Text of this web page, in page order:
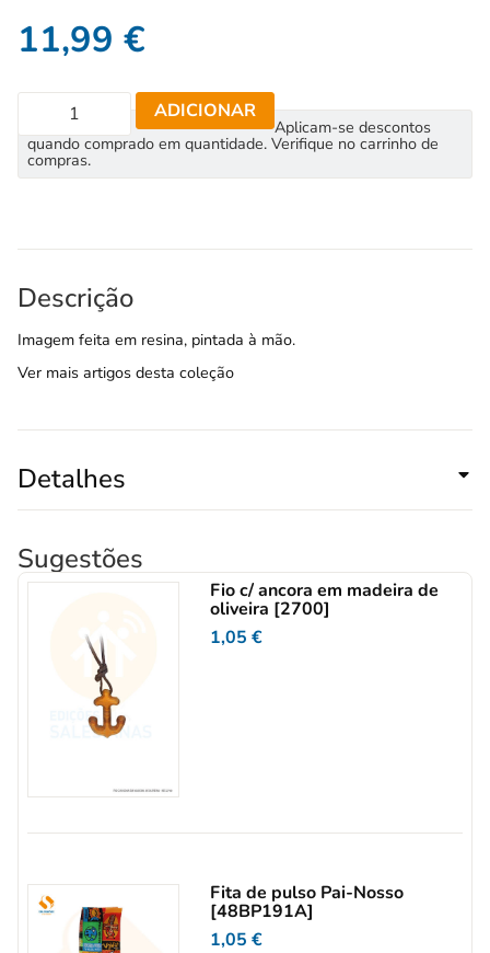
11,99 €
ADICIONAR
Aplicam-se descontos
quando comprado em quantidade. Verifique no carrinho de
compras.
Descrição
Imagem feita em resina, pintada à mão.
Ver mais artigos desta coleção
Detalhes
Sugestões
Fio c/ ancora em madeira de
oliveira [2700]
1,05€
Fita de pulso Pai-Nosso
[48BP191A]
1,05€